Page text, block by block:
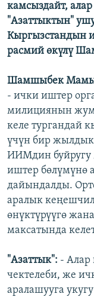
камсыздайт,
"Азаттыктын"
Кыргызстандын
расмий өкүлү
Шамшыбек
- ички иштер
милициянын
келе тургандай
үчүн бир
ИИМдин буйругу
иштер бөлүмүнө
дайындалды.
аралык
өнүктүрүүгө
максатында
"Азаттык": - Алар
чектелеби, же
аралашууга